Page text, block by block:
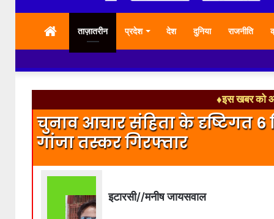
HOMEताज़ातरीन प्रदेश देश दुनिया राजनीति
♦इस खबर को
चुनाव आचार संहिता के दृष्टिगत
गांजा तस्कर गिरफ्तार
इटारसी//मनीष जायसवाल